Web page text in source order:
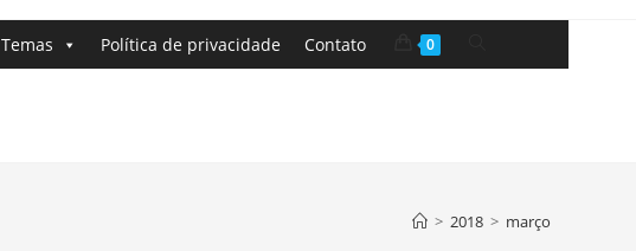
Temas Política de privacidade Contato 0
> 2018 > março